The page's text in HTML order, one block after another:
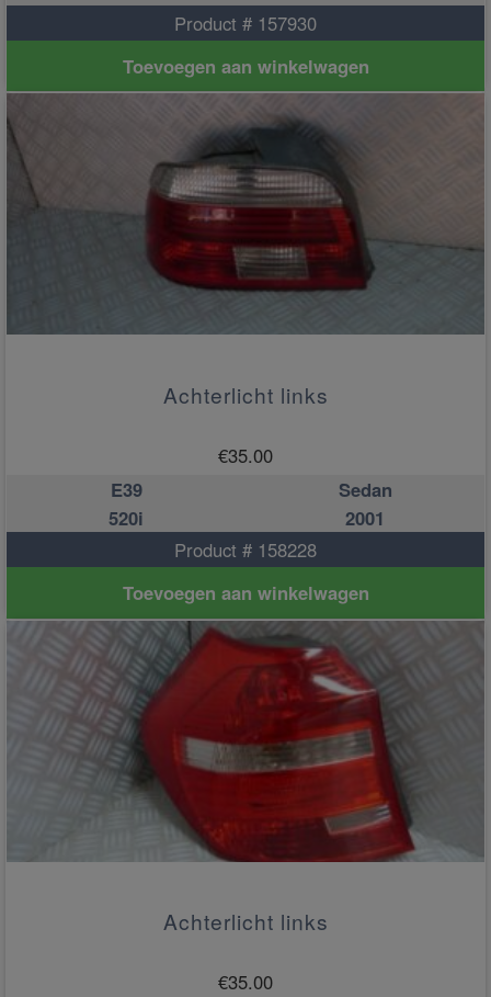
Product # 157930
Toevoegen aan winkelwagen
Achterlicht links
€35.00
E39
Sedan
520i
2001
Product # 158228
Toevoegen aan winkelwagen
Achterlicht links
€35.00